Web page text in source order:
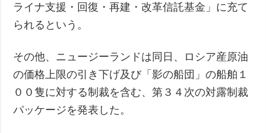
ライナ支援・回復・再建・改革信託基金」に充て
られるという。
その他、ニュージーランドは同日、ロシア産原油
の価格上限の引き下げ及び「影の船団」の船舶１
００隻に対する制裁を含む、第３４次の対露制裁
パッケージを発表した。